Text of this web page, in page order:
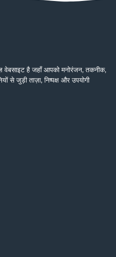
वेबसाइट है जहाँ आपको मनोरंजन, तकनीक,
से जुड़ी ताज़ा, निष्पक्ष और उपयोगी